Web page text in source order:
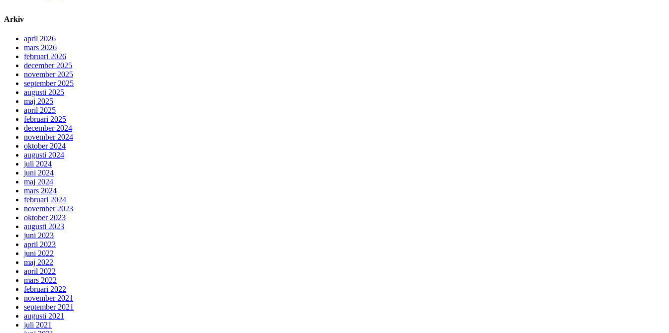
Arkiv
april 2026
mars 2026
februari 2026
december 2025
november 2025
september 2025
augusti 2025
maj 2025
april 2025
februari 2025
december 2024
november 2024
oktober 2024
augusti 2024
juli 2024
juni 2024
maj 2024
mars 2024
februari 2024
november 2023
oktober 2023
augusti 2023
juni 2023
april 2023
juni 2022
maj 2022
april 2022
mars 2022
februari 2022
november 2021
september 2021
augusti 2021
juli 2021